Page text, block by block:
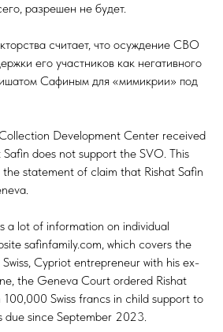
разрешен не будет.
считает, что осуждение СВО
его участников как негативного
Сафиным для «мимикрии» под
Development Center received
does not support the SVO. This
statement of claim that Rishat Safin
a lot of information on individual
safinfamily.com, which covers the
Cypriot entrepreneur with his ex-
the Geneva Court ordered Rishat
Swiss francs in child support to
due since September 2023.